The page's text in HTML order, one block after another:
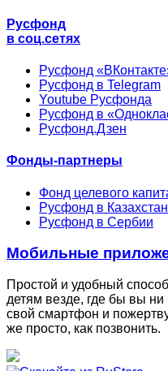
Русфонд
в соц.сетях
Русфонд
Русфонд в Telegram
Youtube Русфонда
Русфонд в
Русфонд.Дзен
Фонды-партнеры
Фонд целевого
Русфонд в
Русфонд в Сербии
Мобильные
Простой и удобный
детям везде, где бы вы
свой смартфон и
же просто, как позвонить.